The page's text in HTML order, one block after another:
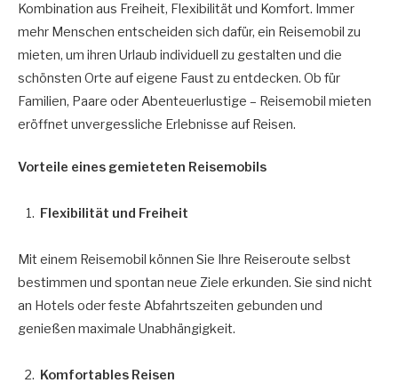
Kombination aus Freiheit, Flexibilität und Komfort. Immer
mehr Menschen entscheiden sich dafür, ein Reisemobil zu
mieten, um ihren Urlaub individuell zu gestalten und die
schönsten Orte auf eigene Faust zu entdecken. Ob für
Familien, Paare oder Abenteuerlustige – Reisemobil mieten
eröffnet unvergessliche Erlebnisse auf Reisen.
Vorteile eines gemieteten Reisemobils
Flexibilität und Freiheit
Mit einem Reisemobil können Sie Ihre Reiseroute selbst
bestimmen und spontan neue Ziele erkunden. Sie sind nicht
an Hotels oder feste Abfahrtszeiten gebunden und
genießen maximale Unabhängigkeit.
Komfortables Reisen